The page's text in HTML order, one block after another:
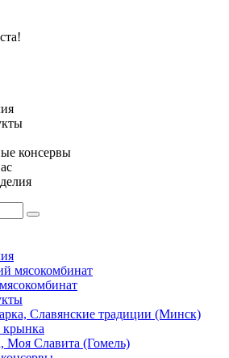
консервы
мясокомбинат
Славянские традиции (Минск)
крынка
Моя Славита (Гомель)